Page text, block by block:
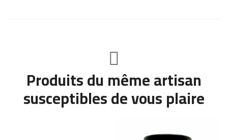
Produits du même artisan
susceptibles de vous plaire